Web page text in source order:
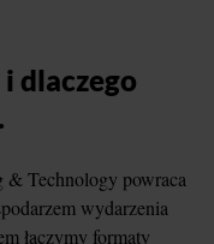
dlaczego
& Technology powraca
wydarzenia
łączymy formaty